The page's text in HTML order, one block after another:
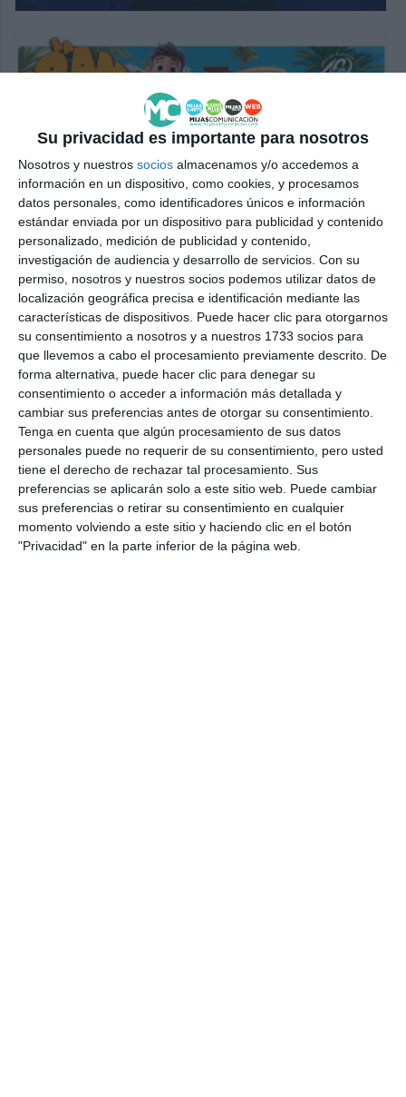
Su privacidad es importante para nosotros
Nosotros y nuestros socios almacenamos y/o accedemos a
información en un dispositivo, como cookies, y procesamos
datos personales, como identificadores únicos e información
estándar enviada por un dispositivo para publicidad y contenido
personalizado, medición de publicidad y contenido,
investigación de audiencia y desarrollo de servicios. Con su
permiso, nosotros y nuestros socios podemos utilizar datos de
localización geográfica precisa e identificación mediante las
características de dispositivos. Puede hacer clic para otorgarnos
su consentimiento a nosotros y a nuestros 1733 socios para
que llevemos a cabo el procesamiento previamente descrito. De
forma alternativa, puede hacer clic para denegar su
consentimiento o acceder a información más detallada y
cambiar sus preferencias antes de otorgar su consentimiento.
Tenga en cuenta que algún procesamiento de sus datos
personales puede no requerir de su consentimiento, pero usted
tiene el derecho de rechazar tal procesamiento. Sus
preferencias se aplicarán solo a este sitio web. Puede cambiar
sus preferencias o retirar su consentimiento en cualquier
momento volviendo a este sitio y haciendo clic en el botón
"Privacidad" en la parte inferior de la página web.